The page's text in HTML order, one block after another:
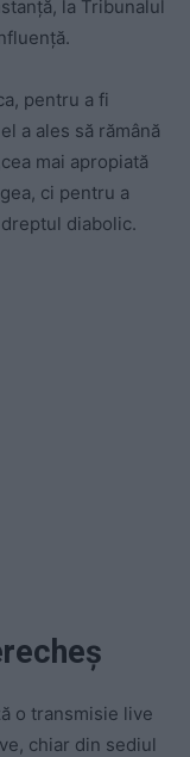
la Tribunalul
pentru a fi
a ales să rămână
mai apropiată
ci pentru a
diabolic.
o transmisie live
chiar din sediul